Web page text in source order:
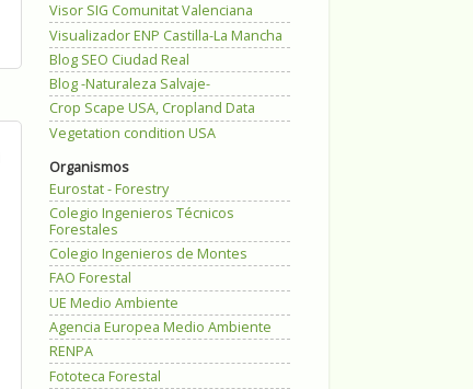
Visor SIG Comunitat Valenciana
Visualizador ENP Castilla-La Mancha
Blog SEO Ciudad Real
Blog -Naturaleza Salvaje-
Crop Scape USA, Cropland Data
Vegetation condition USA
Organismos
Eurostat - Forestry
Colegio Ingenieros Técnicos
Forestales
Colegio Ingenieros de Montes
FAO Forestal
UE Medio Ambiente
Agencia Europea Medio Ambiente
RENPA
Fototeca Forestal